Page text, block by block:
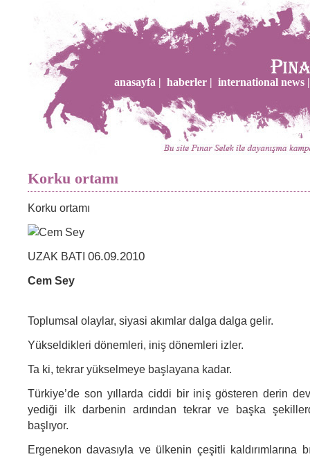
anasayfa | haberler | international news |
Korku ortamı
Korku ortamı
UZAK BATI 06.09.2010
Cem Sey
Toplumsal olaylar, siyasi akımlar dalga dalga gelir.
Yükseldikleri dönemleri, iniş dönemleri izler.
Ta ki, tekrar yükselmeye başlayana kadar.
Türkiye’de son yıllarda ciddi bir iniş gösteren derin
yediği ilk darbenin ardından tekrar ve başka
başlıyor.
Ergenekon davasıyla ve ülkenin çeşitli kaldırımlarına